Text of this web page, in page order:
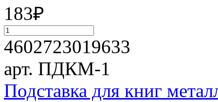
183₽
4602723019633
арт. ПДКМ-1
Подставка для книг